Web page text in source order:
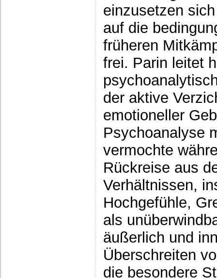
einzusetzen
auf die
früheren
frei. Parin leitet
der aktive
emotioneller
Psychoanalyse
vermochte
Rückreise aus
Verhältnissen,
Hochgefühle,
als
äußerlich und
Überschreiten
die besondere